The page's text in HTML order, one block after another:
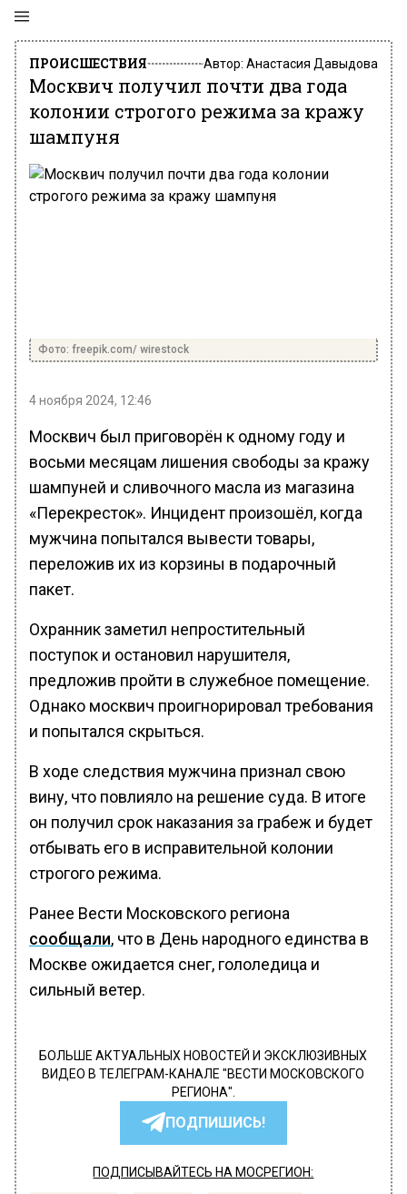
ПРОИСШЕСТВИЯ Автор: Анастасия Давыдова
Москвич получил почти два года
колонии строгого режима за кражу
шампуня
Фото: freepik.com/ wirestock
4 ноября 2024, 12:46
Москвич был приговорён к одному году и
восьми месяцам лишения свободы за кражу
шампуней и сливочного масла из магазина
«Перекресток». Инцидент произошёл, когда
мужчина попытался вывести товары,
переложив их из корзины в подарочный
пакет.
Охранник заметил непростительный
поступок и остановил нарушителя,
предложив пройти в служебное помещение.
Однако москвич проигнорировал требования
и попытался скрыться.
В ходе следствия мужчина признал свою
вину, что повлияло на решение суда. В итоге
он получил срок наказания за грабеж и будет
отбывать его в исправительной колонии
строгого режима.
Ранее Вести Московского региона
сообщали, что в День народного единства в
Москве ожидается снег, гололедица и
сильный ветер.
БОЛЬШЕ АКТУАЛЬНЫХ НОВОСТЕЙ И ЭКСКЛЮЗИВНЫХ
ВИДЕО В ТЕЛЕГРАМ-КАНАЛЕ "ВЕСТИ МОСКОВСКОГО
РЕГИОНА".
ПОДПИШИСЬ!
ПОДПИСЫВАЙТЕСЬ НА МОСРЕГИОН: